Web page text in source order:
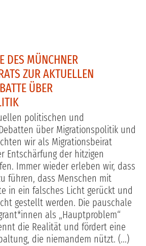
DES MÜNCHNER
ZUR AKTUELLEN
ÜBER
politischen und
über Migrationspolitik und
wir als Migrationsbeirat
Entschärfung der hitzigen
Immer wieder erleben wir, dass
führen, dass Menschen mit
in ein falsches Licht gerückt und
gestellt werden. Die pauschale
als „Hauptproblem“
die Realität und fördert eine
die niemandem nützt. (...)